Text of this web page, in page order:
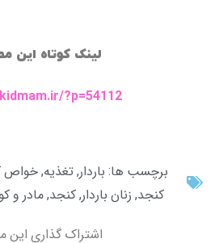
لینک کوتاه این
?p=54112
برچسب ها:باردار,تغذیه,خواص
کنجد,زنان باردار,کنجد,مادر و
اشتراک گذاری این